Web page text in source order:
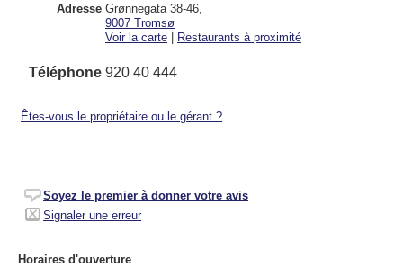
Adresse Grønnegata 38-46
9007 Tromsø
Voir la carte
Restaurants à proximité
Téléphone 920 40 444
Êtes-vous le propriétaire ou le gérant ?
Soyez le premier à donner votre avis
Signaler une erreur
Horaires d'ouverture